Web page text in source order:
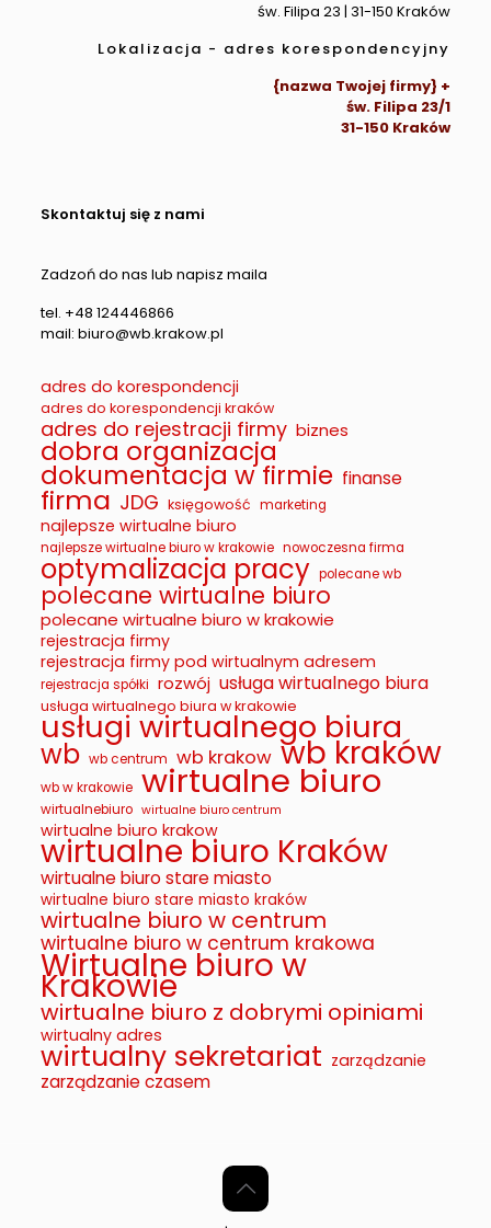
św. Filipa 23 | 31-150 Kraków
Lokalizacja - adres korespondencyjny
{nazwa Twojej firmy} +
św. Filipa 23/1
31-150 Kraków
Skontaktuj się z nami
Zadzoń do nas lub napisz maila
tel. +48 124446866
mail: biuro@wb.krakow.pl
adres do korespondencji
adres do korespondencji kraków
adres do rejestracji firmy biznes
dobra organizacja
dokumentacja w firmie finanse
firma JDG księgowość marketing
najlepsze wirtualne biuro
najlepsze wirtualne biuro w krakowie nowoczesna firma
optymalizacja pracy polecane wb
polecane wirtualne biuro
polecane wirtualne biuro w krakowie
rejestracja firmy
rejestracja firmy pod wirtualnym adresem
rejestracja spółki rozwój usługa wirtualnego biura
usługa wirtualnego biura w krakowie
usługi wirtualnego biura
wb wb centrum wb krakow wb kraków
wb w krakowie wirtualne biuro
wirtualnebiuro wirtualne biuro centrum
wirtualne biuro krakow
wirtualne biuro Kraków
wirtualne biuro stare miasto
wirtualne biuro stare miasto kraków
wirtualne biuro w centrum
wirtualne biuro w centrum krakowa
Wirtualne biuro w
Krakowie
wirtualne biuro z dobrymi opiniami
wirtualny adres
wirtualny sekretariat zarządzanie
zarządzanie czasem